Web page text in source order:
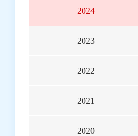
2024
2023
2022
2021
2020